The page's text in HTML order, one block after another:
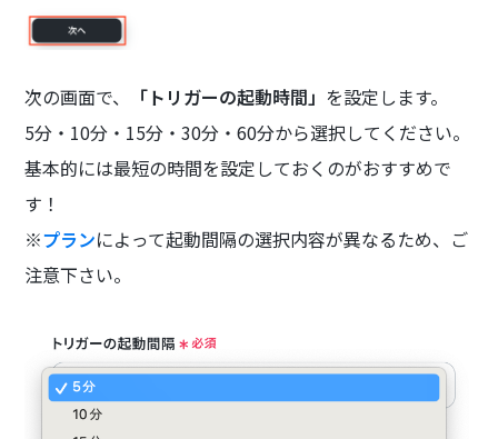
次の画面で、 「トリガーの起動時間」 を設定します。
5分・10分・15分・30分・60分から選択してください。
基本的には最短の時間を設定しておくのがおすすめで
す！
※プランによって起動間隔の選択内容が異なるため、ご
注意下さい。